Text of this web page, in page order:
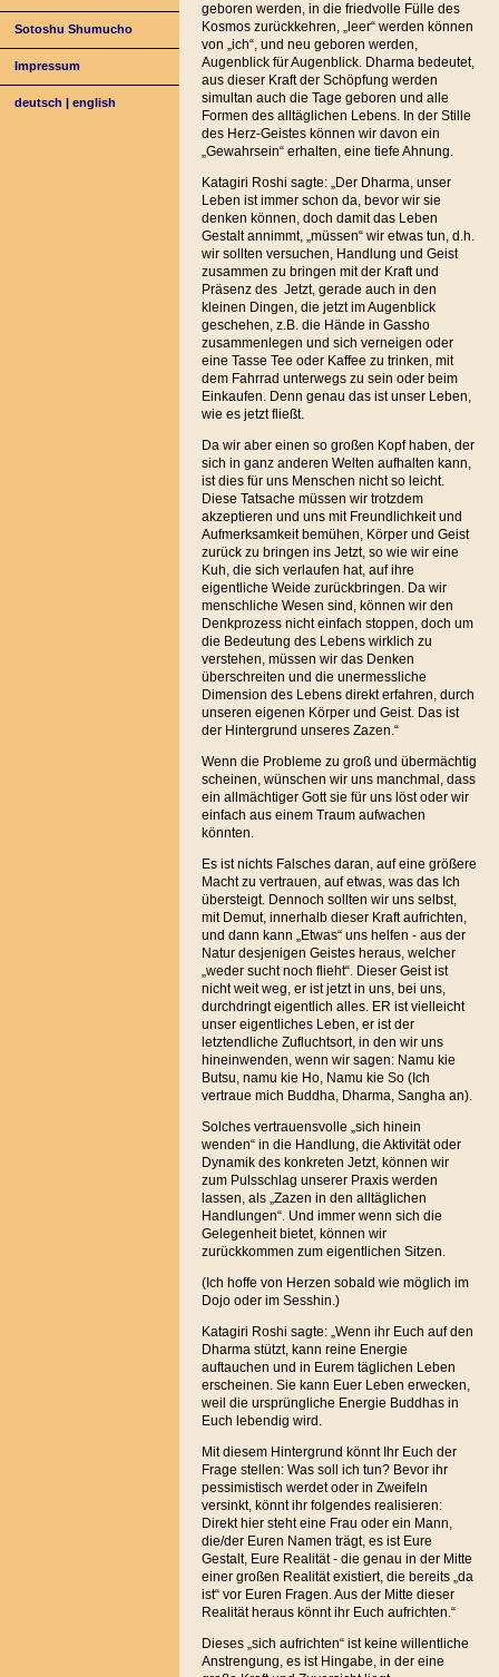
Sotoshu Shumucho
Impressum
deutsch |english
geboren werden, in die friedvolle Fülle des
Kosmos zurückkehren, „leer“ werden können
von „ich“, und neu geboren werden,
Augenblick für Augenblick. Dharma bedeutet,
aus dieser Kraft der Schöpfung werden
simultan auch die Tage geboren und alle
Formen des alltäglichen Lebens. In der Stille
des Herz-Geistes können wir davon ein
„Gewahrsein“ erhalten, eine tiefe Ahnung.
Katagiri Roshi sagte: „Der Dharma, unser
Leben ist immer schon da, bevor wir sie
denken können, doch damit das Leben
Gestalt annimmt, „müssen“ wir etwas tun, d.h.
wir sollten versuchen, Handlung und Geist
zusammen zu bringen mit der Kraft und
Präsenz des Jetzt, gerade auch in den
kleinen Dingen, die jetzt im Augenblick
geschehen, z.B. die Hände in Gassho
zusammenlegen und sich verneigen oder
eine Tasse Tee oder Kaffee zu trinken, mit
dem Fahrrad unterwegs zu sein oder beim
Einkaufen. Denn genau das ist unser Leben,
wie es jetzt fließt.
Da wir aber einen so großen Kopf haben, der
sich in ganz anderen Welten aufhalten kann,
ist dies für uns Menschen nicht so leicht.
Diese Tatsache müssen wir trotzdem
akzeptieren und uns mit Freundlichkeit und
Aufmerksamkeit bemühen, Körper und Geist
zurück zu bringen ins Jetzt, so wie wir eine
Kuh, die sich verlaufen hat, auf ihre
eigentliche Weide zurückbringen. Da wir
menschliche Wesen sind, können wir den
Denkprozess nicht einfach stoppen, doch um
die Bedeutung des Lebens wirklich zu
verstehen, müssen wir das Denken
überschreiten und die unermessliche
Dimension des Lebens direkt erfahren, durch
unseren eigenen Körper und Geist. Das ist
der Hintergrund unseres Zazen.“
Wenn die Probleme zu groß und übermächtig
scheinen, wünschen wir uns manchmal, dass
ein allmächtiger Gott sie für uns löst oder wir
einfach aus einem Traum aufwachen
könnten.
Es ist nichts Falsches daran, auf eine größere
Macht zu vertrauen, auf etwas, was das Ich
übersteigt. Dennoch sollten wir uns selbst,
mit Demut, innerhalb dieser Kraft aufrichten,
und dann kann „Etwas“ uns helfen - aus der
Natur desjenigen Geistes heraus, welcher
„weder sucht noch flieht“. Dieser Geist ist
nicht weit weg, er ist jetzt in uns, bei uns,
durchdringt eigentlich alles. ER ist vielleicht
unser eigentliches Leben, er ist der
letztendliche Zufluchtsort, in den wir uns
hineinwenden, wenn wir sagen: Namu kie
Butsu, namu kie Ho, Namu kie So (Ich
vertraue mich Buddha, Dharma, Sangha an).
Solches vertrauensvolle „sich hinein
wenden“ in die Handlung, die Aktivität oder
Dynamik des konkreten Jetzt, können wir
zum Pulsschlag unserer Praxis werden
lassen, als „Zazen in den alltäglichen
Handlungen“. Und immer wenn sich die
Gelegenheit bietet, können wir
zurückkommen zum eigentlichen Sitzen.
(Ich hoffe von Herzen sobald wie möglich im
Dojo oder im Sesshin.)
Katagiri Roshi sagte: „Wenn ihr Euch auf den
Dharma stützt, kann reine Energie
auftauchen und in Eurem täglichen Leben
erscheinen. Sie kann Euer Leben erwecken,
weil die ursprüngliche Energie Buddhas in
Euch lebendig wird.
Mit diesem Hintergrund könnt Ihr Euch der
Frage stellen: Was soll ich tun? Bevor ihr
pessimistisch werdet oder in Zweifeln
versinkt, könnt ihr folgendes realisieren:
Direkt hier steht eine Frau oder ein Mann,
die/der Euren Namen trägt, es ist Eure
Gestalt, Eure Realität - die genau in der Mitte
einer großen Realität existiert, die bereits „da
ist“ vor Euren Fragen. Aus der Mitte dieser
Realität heraus könnt ihr Euch aufrichten.“
Dieses „sich aufrichten“ ist keine willentliche
Anstrengung, es ist Hingabe, in der eine